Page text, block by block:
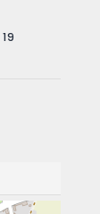
19